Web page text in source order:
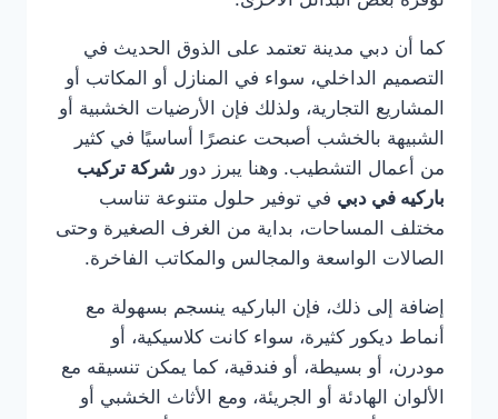
كما أن دبي مدينة تعتمد على الذوق الحديث في
التصميم الداخلي، سواء في المنازل أو المكاتب أو
المشاريع التجارية، ولذلك فإن الأرضيات الخشبية أو
الشبيهة بالخشب أصبحت عنصرًا أساسيًا في كثير
من أعمال التشطيب. وهنا يبرز دور شركة تركيب
باركيه في دبي في توفير حلول متنوعة تناسب
مختلف المساحات، بداية من الغرف الصغيرة وحتى
الصالات الواسعة والمجالس والمكاتب الفاخرة.
إضافة إلى ذلك، فإن الباركيه ينسجم بسهولة مع
أنماط ديكور كثيرة، سواء كانت كلاسيكية، أو
مودرن، أو بسيطة، أو فندقية، كما يمكن تنسيقه مع
الألوان الهادئة أو الجريئة، ومع الأثاث الخشبي أو